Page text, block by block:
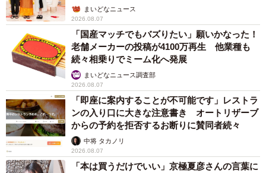
ん】まいどなニュース
2026.08.07
「国産マッチでもバズりたい」願いかなった！
老舗メーカーの投稿が4100万再生 他業種も
続々相乗りでミーム化へ発展
まいどなニュース調査部
2026.08.07
「即座に案内することが不可能です」レストラ
ンの入り口に大きな注意書き オートリザーブ
からの予約を拒否するお断りに賛同者続々
中将 タカノリ
2026.08.07
「本は買うだけでいい」京極夏彦さんの言葉に